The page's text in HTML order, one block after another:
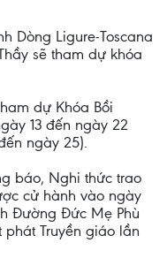
Dòng Ligure-Toscana
sẽ tham dự khóa
dự Khóa Bồi
13 đến ngày 22
ngày 25).
báo, Nghi thức trao
cử hành vào ngày
Đường Đức Mẹ Phù
Truyền giáo lần